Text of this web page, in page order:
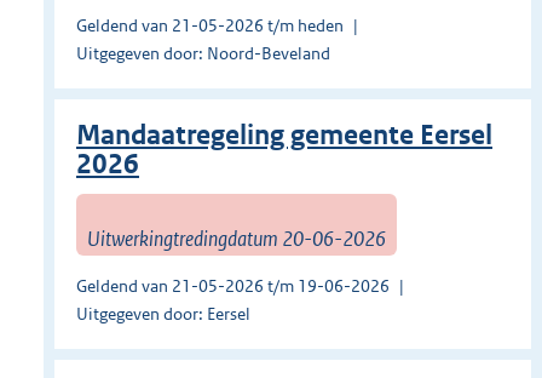
Geldend van 21-05-2026 t/m heden
Uitgegeven door: Noord-Beveland
Mandaatregeling gemeente Eersel
2026
Uitwerkingtredingdatum 20-06-2026
Geldend van 21-05-2026 t/m 19-06-2026
Uitgegeven door: Eersel